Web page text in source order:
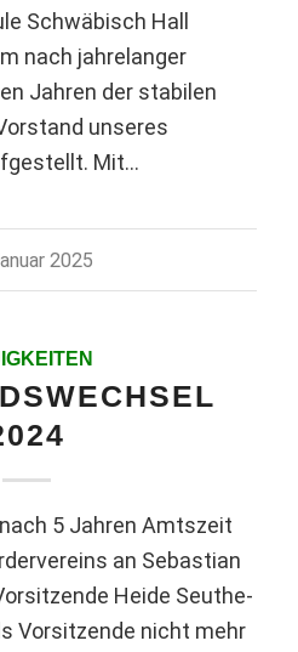
Schwäbisch Hall
nach jahrelanger
Jahren der stabilen
unseres
Mit…
2025
5 Jahren Amtszeit
an Sebastian
Heide Seuthe-
Vorsitzende nicht mehr